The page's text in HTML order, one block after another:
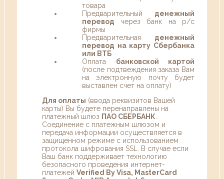
товара
Предварительный денежный
перевод через банк на р/с
фирмы
Предварительная денежный
перевод на карту Сбербанка
или ВТБ
Оплата банковской картой
(после подтвеждения заказа Вам
на электронную почту будет
выставлен счет на оплату)
Для оплаты (ввода реквизитов Вашей
карты) Вы будете перенаправлены на
платежный шлюз ПАО СБЕРБАНК
Соединение с платежным шлюзом и
передача информации осуществляется в
защищенном режиме с использованием
протокола шифрования SSL. В случае если
Ваш банк поддерживает технологию
безопасного проведения интернет-
платежей Verified By Visa, MasterCard